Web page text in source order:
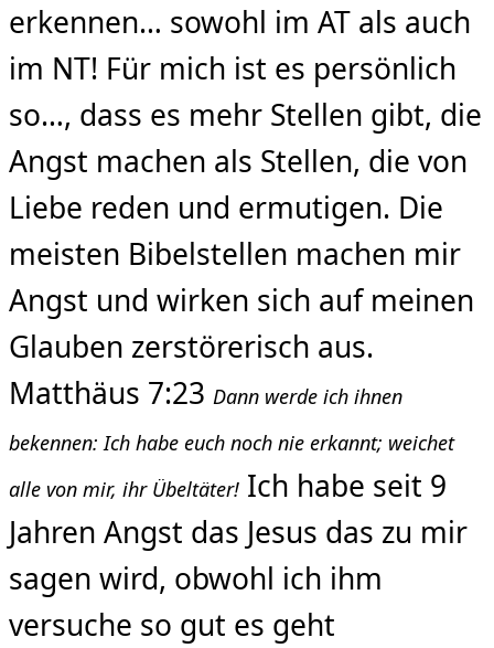
erkennen… sowohl im AT als auch
im NT! Für mich ist es persönlich
so…, dass es mehr Stellen gibt, die
Angst machen als Stellen, die von
Liebe reden und ermutigen. Die
meisten Bibelstellen machen mir
Angst und wirken sich auf meinen
Glauben zerstörerisch aus.
Matthäus 7:23 Dann werde ich ihnen
bekennen: Ich habe euch noch nie erkannt; weichet
alle von mir, ihr Übeltäter! Ich habe seit 9
Jahren Angst das Jesus das zu mir
sagen wird, obwohl ich ihm
versuche so gut es geht